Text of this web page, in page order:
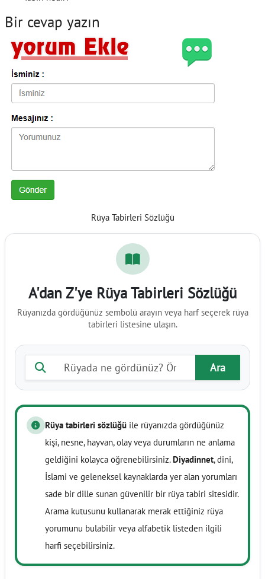
Bir cevap yazın
Rüya Tabirleri Sözlüğü
A'dan Z'ye Rüya Tabirleri Sözlüğü
Rüyanızda gördüğünüz sembolü arayın veya harf seçerek rüya
tabirleri listesine ulaşın.
Rüya tabiri ara
Ara
Rüya tabirleri sözlüğü ile rüyanızda gördüğünüz
kişi, nesne, hayvan, olay veya durumların ne anlama
geldiğini kolayca öğrenebilirsiniz. Diyadinnet, dini,
İslami ve geleneksel kaynaklarda yer alan yorumları
sade bir dille sunan güvenilir bir rüya tabiri sitesidir.
Arama kutusunu kullanarak merak ettiğiniz rüya
yorumunu bulabilir veya alfabetik listeden ilgili
harfi seçebilirsiniz.